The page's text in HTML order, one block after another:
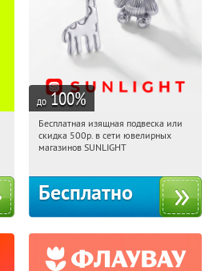
до 100%
10:16:06 Получили:
Россия
Бесплатная изящная подвеска или
скидка 500р. в сети ювелирных
магазинов SUNLIGHT
Бесплатно